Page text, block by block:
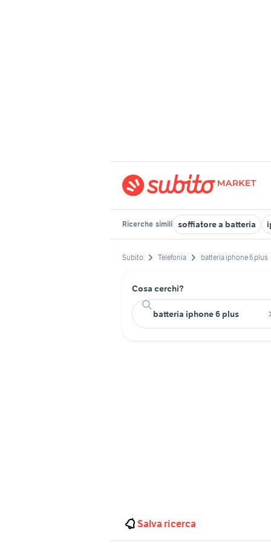
Ricerche simili soffiatore a batteria
Subito Telefonia batteria iphone 6 plus
Cosa cerchi?
Salva ricerca